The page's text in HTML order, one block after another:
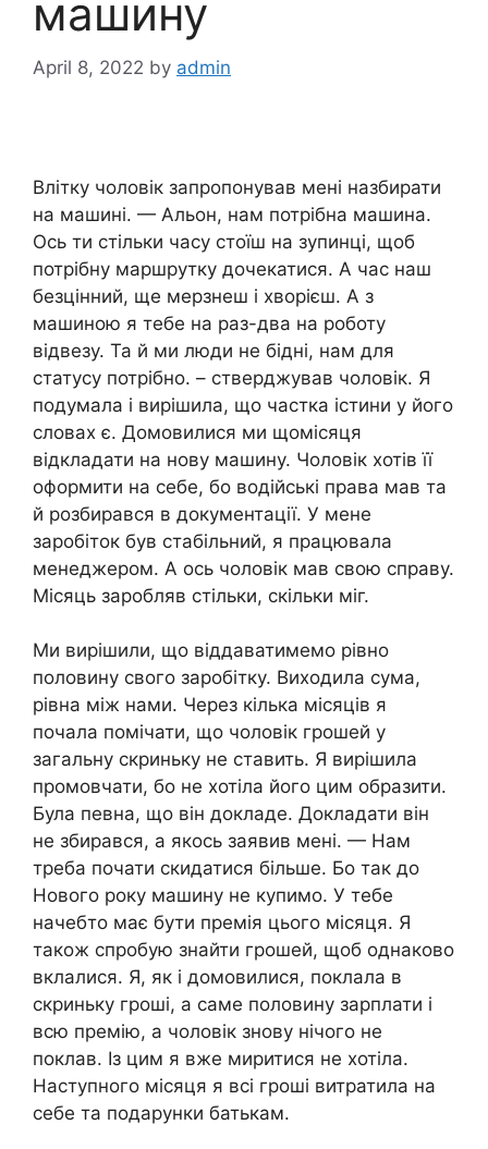
машину
April 8, 2022 by admin
Влітку чоловік запропонував мені назбирати
на машині. — Альон, нам потрібна машина.
Ось ти стільки часу стоїш на зупинці, щоб
потрібну маршрутку дочекатися. А час наш
безцінний, ще мерзнеш і хворієш. А з
машиною я тебе на раз-два на роботу
відвезу. Та й ми люди не бiдні, нам для
статусу потрібно. – стверджував чоловік. Я
подумала і вирішила, що частка істини у його
словах є. Домовилися ми щомісяця
відкладати на нову машину. Чоловік хотів її
оформити на себе, бо водійські права мав та
й розбирався в документації. У мене
заробіток був стабільний, я працювала
менеджером. А ось чоловік мав свою справу.
Місяць заробляв стільки, скільки міг.
Ми вирішили, що віддаватимемо рівно
половину свого заробітку. Виходила сума,
рівна між нами. Через кілька місяців я
почала помічати, що чоловік грошей у
загальну скриньку не ставить. Я вирішила
промовчати, бо не хотіла його цим образити.
Була певна, що він докладе. Докладати він
не збирався, а якось заявив мені. — Нам
треба почати скидатися більше. Бо так до
Нового року машину не купимо. У тебе
начебто має бути премія цього місяця. Я
також спробую знайти грошей, щоб однаково
вклалися. Я, як і домовилися, поклала в
скриньку гроші, а саме половину зарплати і
всю премію, а чоловік знову нічого не
поклав. Із цим я вже миритися не хотіла.
Наступного місяця я всі гроші витратила на
себе та подарунки батькам.